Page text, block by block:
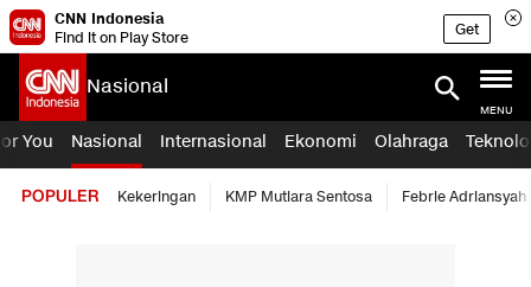
CNN Indonesia
Find it on Play Store
Get
Nasional
MENU
You Nasional Internasional Ekonomi Olahraga
POPULER Kekeringan KMP Mutiara Sentosa Febrie Adriansyah